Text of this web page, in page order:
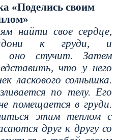
«Поделись своим
найти свое сердце,
к груди, и
оно стучит. Затем
что у него
ласкового солнышка.
по телу. Его
помещается в груди.
этим теплом с
друг к другу со